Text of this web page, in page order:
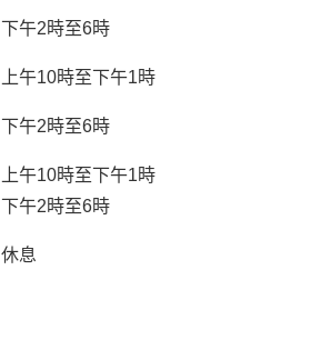
下午2時至6時
上午10時至下午1時
下午2時至6時
上午10時至下午1時
下午2時至6時
休息